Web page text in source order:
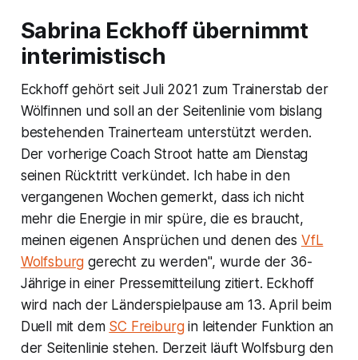
Sabrina Eckhoff übernimmt
interimistisch
Eckhoff gehört seit Juli 2021 zum Trainerstab der
Wölfinnen und soll an der Seitenlinie vom bislang
bestehenden Trainerteam unterstützt werden.
Der vorherige Coach Stroot hatte am Dienstag
seinen Rücktritt verkündet. Ich habe in den
vergangenen Wochen gemerkt, dass ich nicht
mehr die Energie in mir spüre, die es braucht,
meinen eigenen Ansprüchen und denen des VfL
Wolfsburg gerecht zu werden", wurde der 36-
Jährige in einer Pressemitteilung zitiert. Eckhoff
wird nach der Länderspielpause am 13. April beim
Duell mit dem SC Freiburgin leitender Funktion an
der Seitenlinie stehen. Derzeit läuft Wolfsburg den